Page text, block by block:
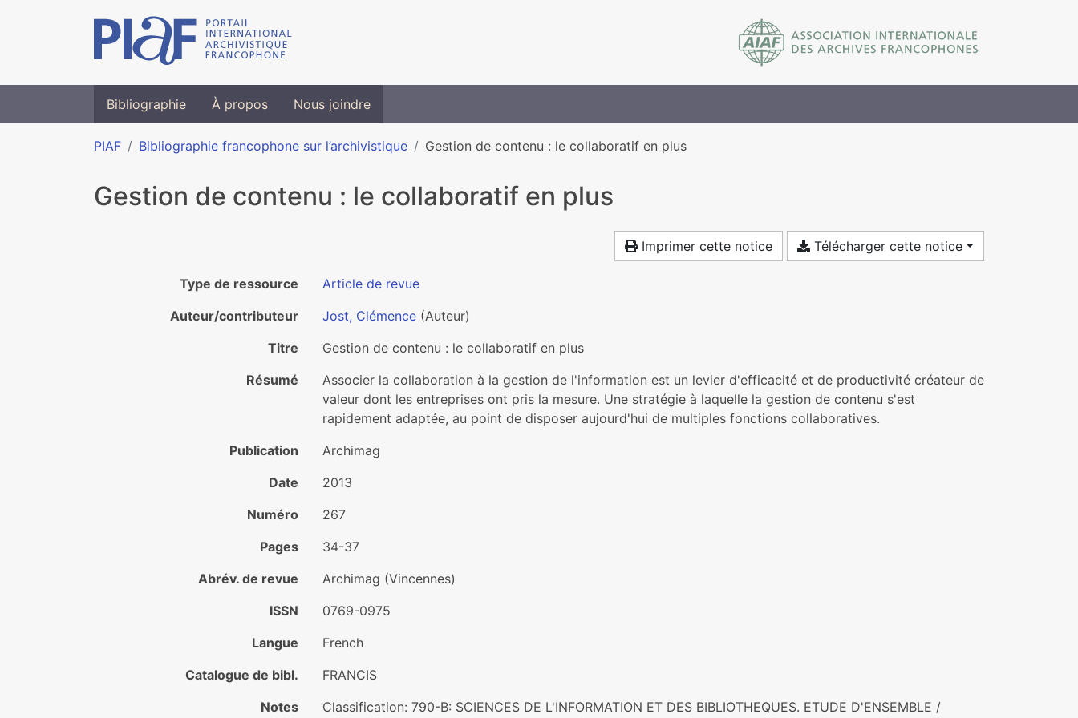
Bibliographie À propos Nous joindre
PIAF Bibliographie francophone sur l’archivistique Gestion de contenu : le collaboratif en plus
Gestion de contenu : le collaboratif en plus
Imprimer cette notice Télécharger cette notice
Type de ressource
Article de revue
Auteur/contributeur
Jost, Clémence (Auteur)
Titre
Gestion de contenu : le collaboratif en plus
Résumé
Associer la collaboration à la gestion de l'information est un levier d'efficacité et de productivité créateur de
valeur dont les entreprises ont pris la mesure. Une stratégie à laquelle la gestion de contenu s'est
rapidement adaptée, au point de disposer aujourd'hui de multiples fonctions collaboratives.
Publication
Archimag
Date
2013
Numéro
267
Pages
34-37
Abrév. de revue
Archimag (Vincennes)
ISSN
0769-0975
Langue
French
Catalogue de bibl.
FRANCIS
Notes
Classification: 790-B: SCIENCES DE L'INFORMATION ET DES BIBLIOTHEQUES. ETUDE D'ENSEMBLE /